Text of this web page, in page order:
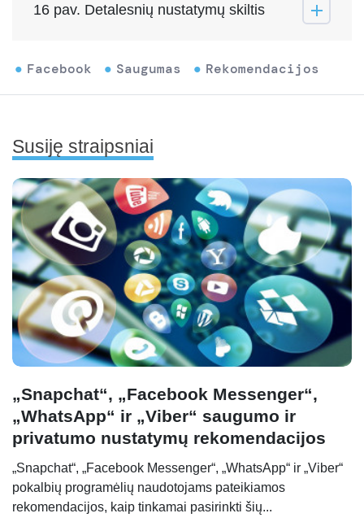
16 pav. Detalesnių nustatymų skiltis
Facebook Saugumas Rekomendacijos
Susiję straipsniai
„Snapchat“, „Facebook Messenger“,
„WhatsApp“ ir „Viber“ saugumo ir
privatumo nustatymų rekomendacijos
„Snapchat“, „Facebook Messenger“, „WhatsApp“ ir „Viber“
pokalbių programėlių naudotojams pateikiamos
rekomendacijos, kaip tinkamai pasirinkti šių...